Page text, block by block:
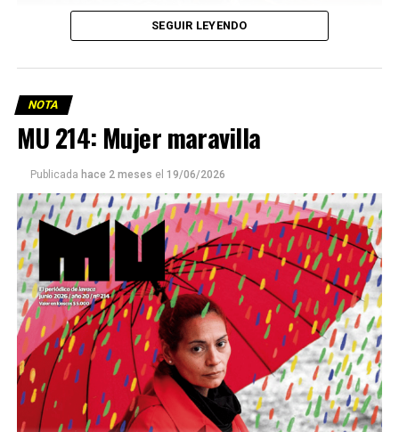
Este número 215 de MU ☝️viene con doble tapa, que
podría ser una frase:
Sin chamuyo, a remarla.
Descargar la Mu en PDF
SEGUIR LEYENDO
NOTA
MU 214: Mujer maravilla
Publicada hace 2 meses el 19/06/2026